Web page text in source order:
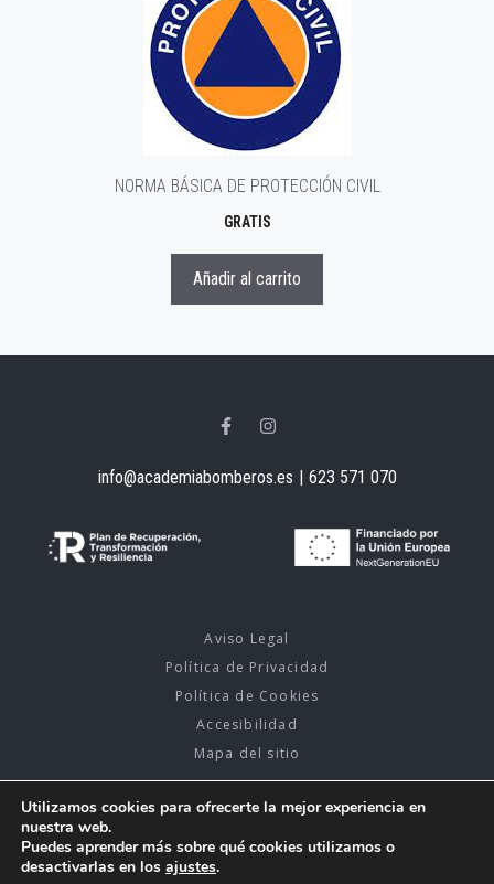
NORMA BÁSICA DE PROTECCIÓN CIVIL
GRATIS
Añadir al carrito
info@academiabomberos.es | 623 571 070
Aviso Legal
Política de Privacidad
Política de Cookies
Accesibilidad
Mapa del sitio
2026 © Academia bomberos. Diseño y Desarrollo Web
Estudio de Diseño y Comunicación Creativa.
Utilizamos cookies para ofrecerte la mejor experiencia en
nuestra web.
Puedes aprender más sobre qué cookies utilizamos o
desactivarlas en los ajustes.